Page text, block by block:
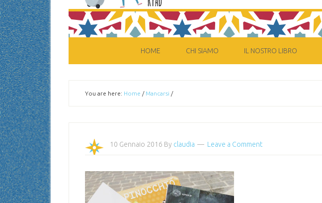
HOME CHI SIAMO IL NOSTRO LIBRO
You are here: Home / Mancarsi /
10 Gennaio 2016 By claudia Leave a Comment